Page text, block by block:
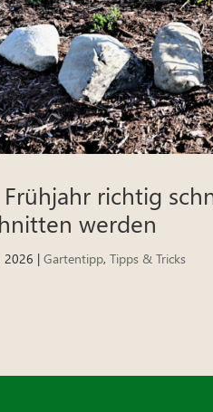
richtig
werden
2026 |Gartentipp,Tipps & Tricks